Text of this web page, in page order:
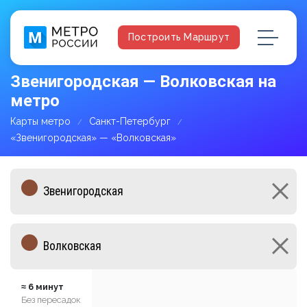
Построить Маршрут
Звенигородская — Волковская на
метро
Карты метро
Санкт-Петербург
«Звенигородская» — «Волковская»
≈ 6 минут
Без пересадок